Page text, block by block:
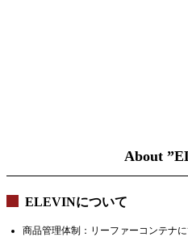
About
ELEVINについて
商品管理体制：リーファーコンテナ